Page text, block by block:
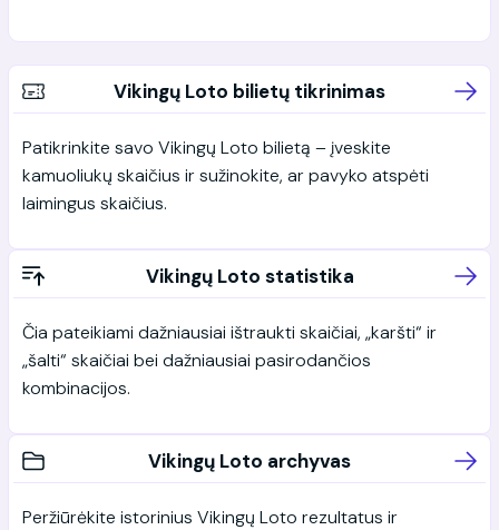
Vikingų Loto bilietų tikrinimas
Patikrinkite savo Vikingų Loto bilietą – įveskite
kamuoliukų skaičius ir sužinokite, ar pavyko atspėti
laimingus skaičius.
Vikingų Loto statistika
Čia pateikiami dažniausiai ištraukti skaičiai, „karšti“ ir
„šalti“ skaičiai bei dažniausiai pasirodančios
kombinacijos.
Vikingų Loto archyvas
Peržiūrėkite istorinius Vikingų Loto rezultatus ir